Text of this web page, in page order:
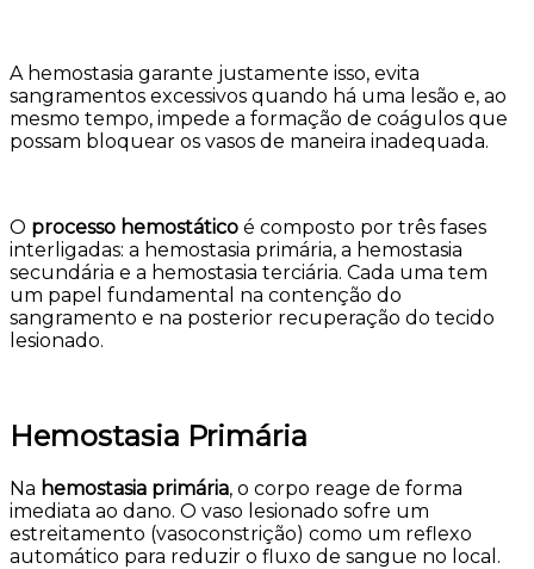
A hemostasia garante justamente isso, evita
sangramentos excessivos quando há uma lesão e, ao
mesmo tempo, impede a formação de coágulos que
possam bloquear os vasos de maneira inadequada.
O processo hemostático é composto por três fases
interligadas: a hemostasia primária, a hemostasia
secundária e a hemostasia terciária. Cada uma tem
um papel fundamental na contenção do
sangramento e na posterior recuperação do tecido
lesionado.
Hemostasia Primária
Na hemostasia primária, o corpo reage de forma
imediata ao dano. O vaso lesionado sofre um
estreitamento (vasoconstrição) como um reflexo
automático para reduzir o fluxo de sangue no local.